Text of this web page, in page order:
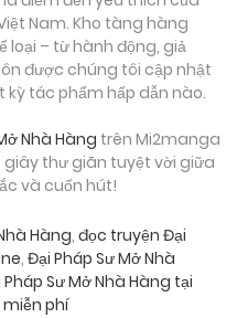
Nam. Kho tàng hàng
loại – từ hành động, giả
được chúng tôi cập nhật
kỳ tác phẩm hấp dẫn nào.
Nhà Hàng trên Mi2manga
thư giãn tuyệt vời giữa
và cuốn hút!
Hàng, đọc truyện Đại
, Đại Pháp Sư Mở Nhà
Sư Mở Nhà Hàng tại
phí